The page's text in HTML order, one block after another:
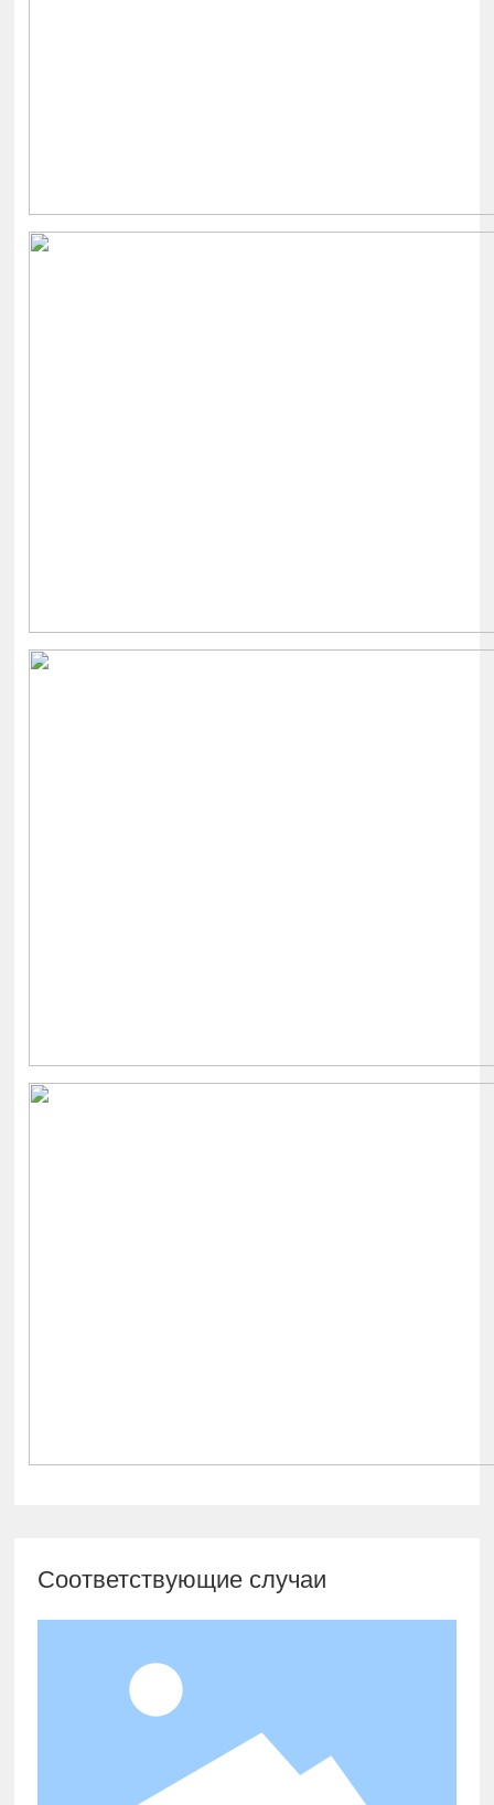
Соответствующие случаи